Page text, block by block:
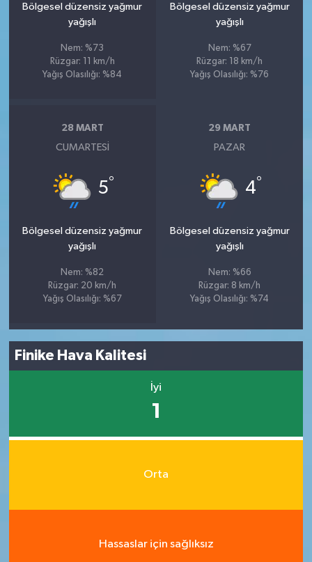
Bölgesel düzensiz yağmur
yağışlı
Nem: %73
Rüzgar: 11 km/h
Yağış Olasılığı: %84
Bölgesel düzensiz yağmur
yağışlı
Nem: %67
Rüzgar: 18 km/h
Yağış Olasılığı: %76
28 MART
CUMARTESI
5°
Bölgesel düzensiz yağmur
yağışlı
Nem: %82
Rüzgar: 20 km/h
Yağış Olasılığı: %67
29 MART
PAZAR
4°
Bölgesel düzensiz yağmur
yağışlı
Nem: %66
Rüzgar: 8 km/h
Yağış Olasılığı: %74
Finike Hava Kalitesi
İyi
1
Orta
Hassaslar için sağlıksız